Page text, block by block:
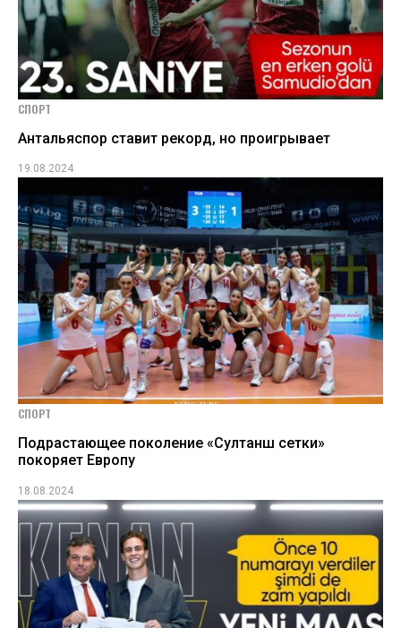
СПОРТ
Антальяспор ставит рекорд, но проигрывает
19.08.2024
СПОРТ
Подрастающее поколение «Султанш сетки»
покоряет Европу
18.08.2024